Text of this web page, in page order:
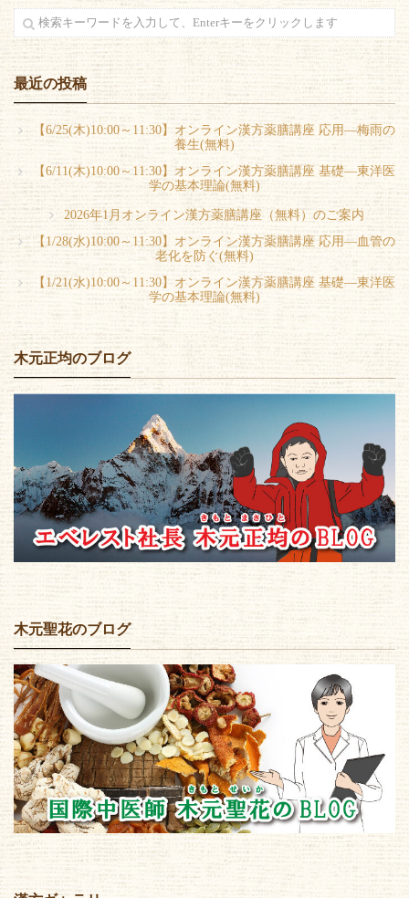
最近の投稿
【6/25(木)10:00～11:30】オンライン漢方薬膳講座 応用―梅雨の
養生(無料)
【6/11(木)10:00～11:30】オンライン漢方薬膳講座 基礎―東洋医
学の基本理論(無料)
2026年1月オンライン漢方薬膳講座（無料）のご案内
【1/28(水)10:00～11:30】オンライン漢方薬膳講座 応用―血管の
老化を防ぐ(無料)
【1/21(水)10:00～11:30】オンライン漢方薬膳講座 基礎―東洋医
学の基本理論(無料)
木元正均のブログ
木元聖花のブログ